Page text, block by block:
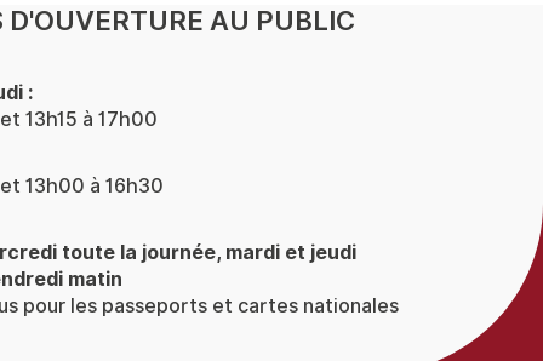
D'OUVERTURE AU PUBLIC
:
13h15 à 17h00
13h00 à 16h30
toute la journée, mardi et jeudi
matin
pour les passeports et cartes nationales